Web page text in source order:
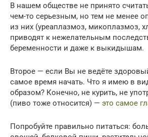
В нашем обществе не принято
чем-то серьезным, но тем не менее
из них (уреаплазмоз, микоплазмоз,
приводят к нежелательным
беременности и даже к выкидышам.
Второе — если Вы не ведёте
самое время начать. Что я имею в
образом? Конечно, не курить, не
(пиво тоже относится) — это самое
Попробуйте правильно питаться: